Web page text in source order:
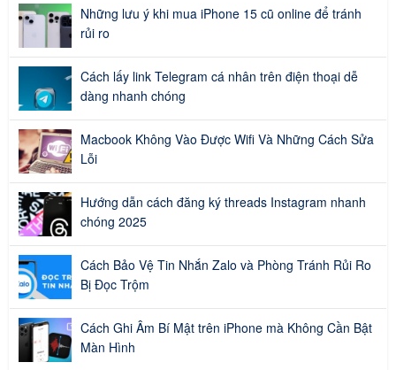
Những lưu ý khi mua iPhone 15 cũ online để tránh
rủi ro
Cách lấy link Telegram cá nhân trên điện thoại dễ
dàng nhanh chóng
Macbook Không Vào Được Wifi Và Những Cách Sửa
Lỗi
Hướng dẫn cách đăng ký threads Instagram nhanh
chóng 2025
Cách Bảo Vệ Tin Nhắn Zalo và Phòng Tránh Rủi Ro
Bị Đọc Trộm
Cách Ghi Âm Bí Mật trên iPhone mà Không Cần Bật
Màn Hình